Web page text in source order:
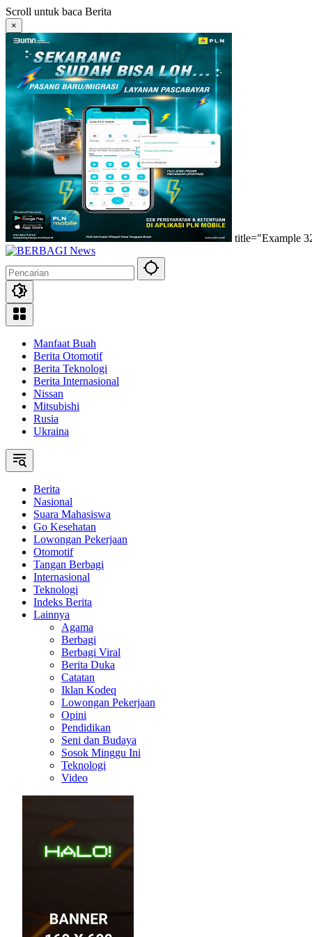
Langsung
ke
konten
Scroll untuk baca Berita
×
title="Example
Manfaat Buah
Berita Otomotif
Berita Teknologi
Berita Internasional
Nissan
Mitsubishi
Rusia
Ukraina
Berita
Nasional
Suara Mahasiswa
Go Kesehatan
Lowongan Pekerjaan
Otomotif
Tangan Berbagi
Internasional
Teknologi
Indeks Berita
Lainnya
Agama
Berbagi
Berbagi Viral
Berita Duka
Catatan
Iklan Kodeq
Lowongan Pekerjaan
Opini
Pendidikan
Seni dan Budaya
Sosok Minggu Ini
Teknologi
Video